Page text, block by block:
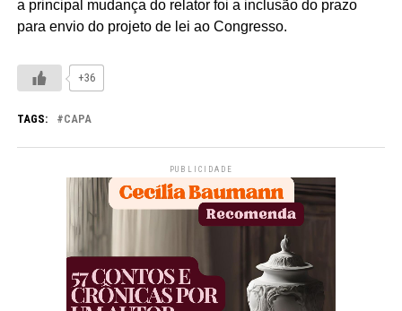
a principal mudança do relator foi a inclusão do prazo
para envio do projeto de lei ao Congresso.
+36
TAGS: CAPA
PUBLICIDADE